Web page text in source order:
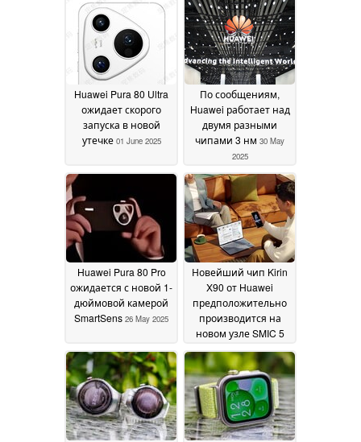
и "двухфокусные"
телекамеры04 June
2025
Huawei Pura 80 Ultra
ожидает скорого
запуска в новой
утечке 01 June 2025
По сообщениям,
Huawei работает над
двумя разными
чипами 3 нм 30 May
2025
Huawei Pura 80 Pro
ожидается с новой 1-
дюймовой камерой
SmartSens 26 May 2025
Новейший чип Kirin
X90 от Huawei
предположительно
производится на
новом узле SMIC 5
26 May 2025